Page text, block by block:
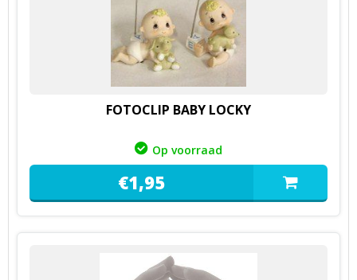
FOTOCLIP BABY LOCKY
Op voorraad
€1,95